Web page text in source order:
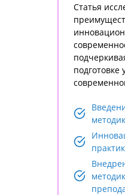
Статья